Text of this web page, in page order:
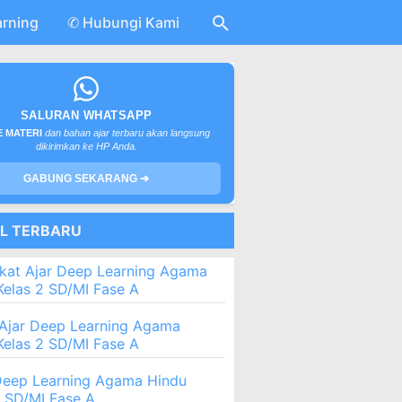
✆ Hubungi Kami
SALURAN WHATSAPP
MATERI dan bahan ajar terbaru akan langsung
dikirimkan ke HP Anda.
GABUNG SEKARANG ➔
TERBARU
Ajar Deep Learning Agama
2 SD/MI Fase A
Deep Learning Agama
2 SD/MI Fase A
Learning Agama Hindu
SD/MI Fase A